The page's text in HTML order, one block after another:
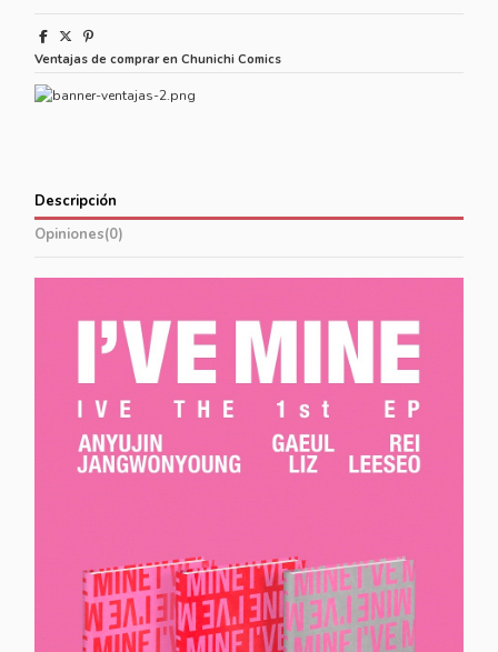
Ventajas de comprar en Chunichi Comics
Descripción
Opiniones(0)